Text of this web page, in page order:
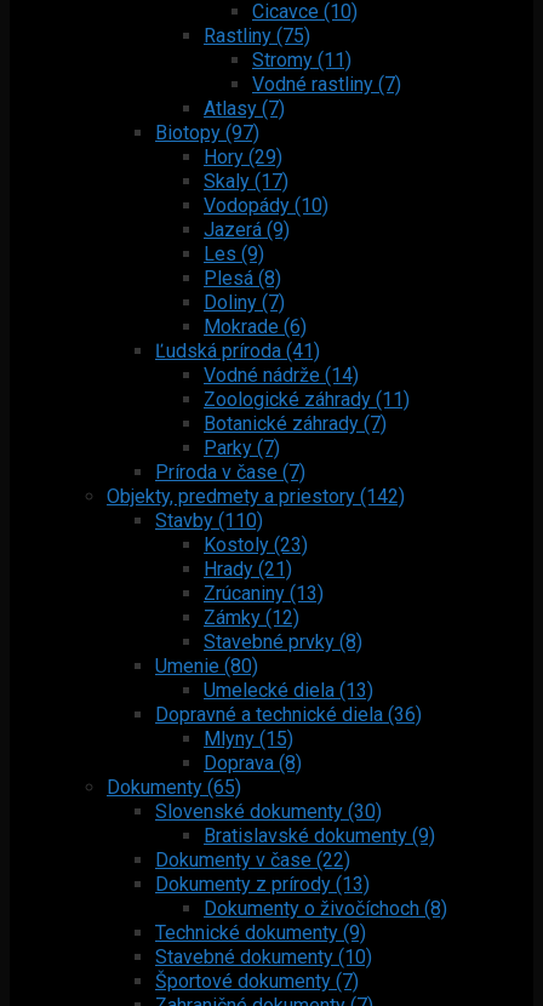
Cicavce (10)
Rastliny (75)
Stromy (11)
Vodné rastliny (7)
Atlasy (7)
Biotopy (97)
Hory (29)
Skaly (17)
Vodopády (10)
Jazerá (9)
Les (9)
Plesá (8)
Doliny (7)
Mokrade (6)
Ľudská príroda (41)
Vodné nádrže (14)
Zoologické záhrady (11)
Botanické záhrady (7)
Parky (7)
Príroda v čase (7)
Objekty, predmety a priestory (142)
Stavby (110)
Kostoly (23)
Hrady (21)
Zrúcaniny (13)
Zámky (12)
Stavebné prvky (8)
Umenie (80)
Umelecké diela (13)
Dopravné a technické diela (36)
Mlyny (15)
Doprava (8)
Dokumenty (65)
Slovenské dokumenty (30)
Bratislavské dokumenty (9)
Dokumenty v čase (22)
Dokumenty z prírody (13)
Dokumenty o živočíchoch (8)
Technické dokumenty (9)
Stavebné dokumenty (10)
Športové dokumenty (7)